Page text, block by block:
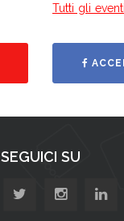
Tutti gli
SEGUICI SU